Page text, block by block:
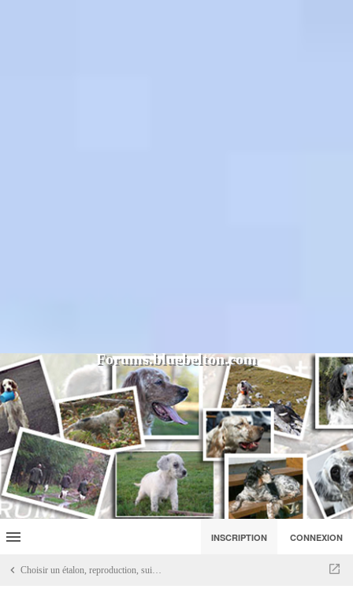
Forums.bluebelton.com
INSCRIPTION CONNEXION
Choisir un étalon, reproduction, suivre les lignées, discussions élevage